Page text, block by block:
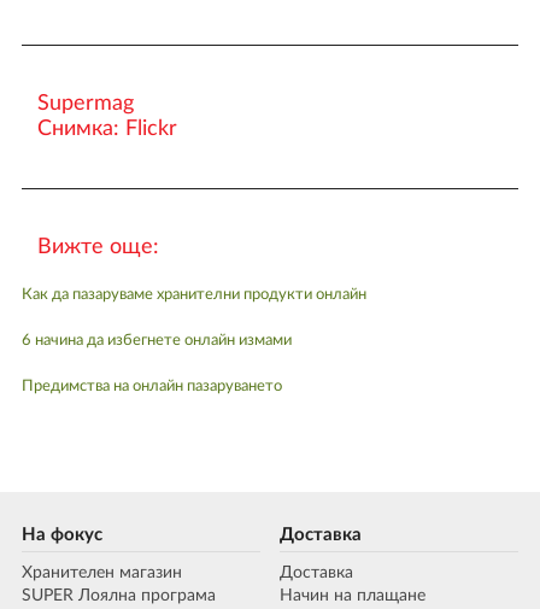
Supermag
Снимка: Flickr
Вижте още:
Как да пазаруваме хранителни продукти онлайн
6 начина да избегнете онлайн измами
Предимства на онлайн пазаруването
На фокус
Хранителен магазин
SUPER Лоялна програма
Доставка
Доставка
Начин на плащане